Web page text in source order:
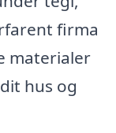
firma
materialer
hus og